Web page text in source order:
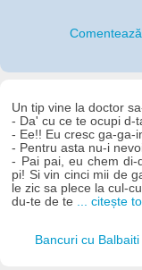
Comentează
Un tip vine la doctor
- Da' cu ce te ocupi d-
- Ee!! Eu cresc ga-ga-
- Pentru asta nu-i
- Pai pai, eu chem di-
pi! Si vin cinci mii de
le zic sa plece la cul-
du-te de te ... citește
Bancuri cu Balbaiti